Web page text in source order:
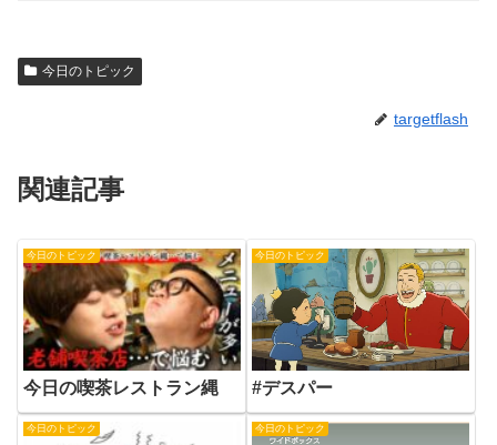
今日のトピック
targetflash
関連記事
今日のトピック
今日の喫茶レストラン縄
今日のトピック
#デスパー
今日のトピック 今日のトピック